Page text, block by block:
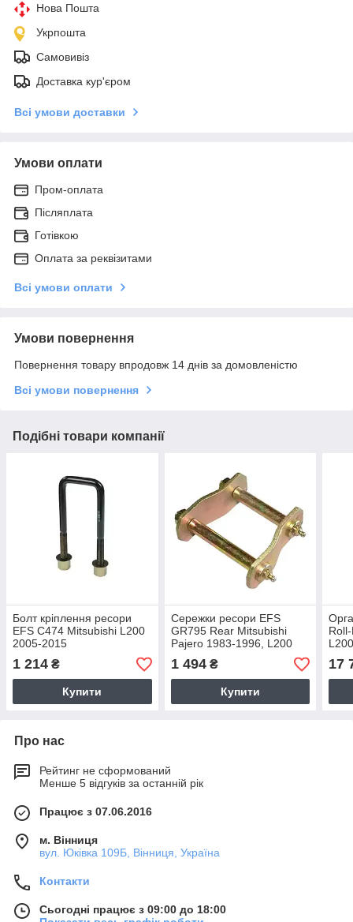
Нова Пошта
Укрпошта
Самовивіз
Доставка кур'єром
Всі умови доставки
Умови оплати
Пром-оплата
Післяплата
Готівкою
Оплата за реквізитами
Всі умови оплати
Умови повернення
Повернення товару впродовж 14 днів за домовленістю
Всі умови повернення
Подібні товари компанії
Болт кріплення ресори
EFS C474 Mitsubishi L200
2005-2015
1 214 ₴
Купити
Сережки ресори EFS
GR795 Rear Mitsubishi
Pajero 1983-1996, L200
Triton 1987-2015
1 494₴
Купити
17
Про нас
Рейтинг не сформований
Менше 5 відгуків за останній рік
Працює з 07.06.2016
м. Вінниця
вул. Юківка 109Б, Вінниця, Україна
Контакти
Сьогодні працює з 09:00 до 18:00